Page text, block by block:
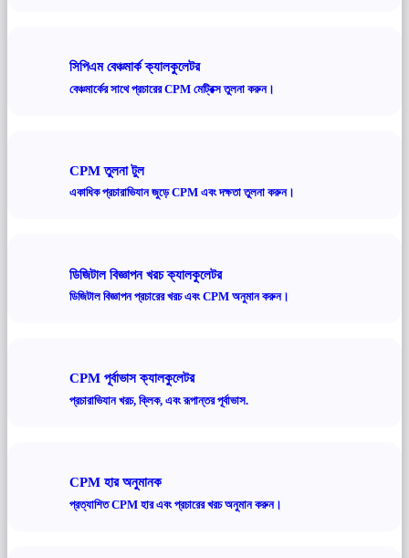
সিপিএম বেঞ্চমার্ক ক্যালকুলেটর
বেঞ্চমার্কের সাথে প্রচারের CPM মেট্রিক্স তুলনা করুন।
CPM তুলনা টুল
একাধিক প্রচারাভিযান জুড়ে CPM এবং দক্ষতা তুলনা করুন।
ডিজিটাল বিজ্ঞাপন খরচ ক্যালকুলেটর
ডিজিটাল বিজ্ঞাপন প্রচারের খরচ এবং CPM অনুমান করুন।
CPM পূর্বাভাস ক্যালকুলেটর
প্রচারাভিযান খরচ, ক্লিক, এবং রূপান্তর পূর্বাভাস.
CPM হার অনুমানক
প্রত্যাশিত CPM হার এবং প্রচারের খরচ অনুমান করুন।